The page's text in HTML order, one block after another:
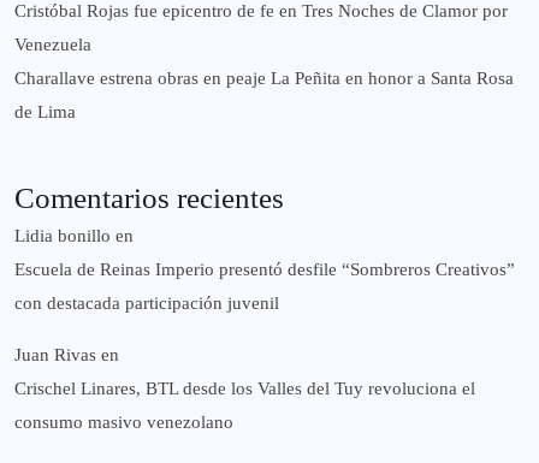
Cristóbal Rojas fue epicentro de fe en Tres Noches de Clamor por
Venezuela
Charallave estrena obras en peaje La Peñita en honor a Santa Rosa
de Lima
Comentarios recientes
Lidia bonillo en
Escuela de Reinas Imperio presentó desfile “Sombreros Creativos”
con destacada participación juvenil
Juan Rivas en
Crischel Linares, BTL desde los Valles del Tuy revoluciona el
consumo masivo venezolano